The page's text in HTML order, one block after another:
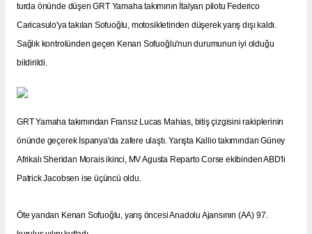
turda önünde düşen GRT Yamaha takımının İtalyan pilotu Federico
Caricasulo'ya takılan Sofuoğlu, motosikletinden düşerek yarış dışı kaldı.
Sağlık kontrolünden geçen Kenan Sofuoğlu'nun durumunun iyi olduğu
bildirildi.
GRT Yamaha takımından Fransız Lucas Mahias, bitiş çizgisini rakiplerinin
önünde geçerek İspanya'da zafere ulaştı. Yarışta Kallio takımından Güney
Afrikalı Sheridan Morais ikinci, MV Agusta Reparto Corse ekibinden ABD'li
Patrick Jacobsen ise üçüncü oldu.
Öte yandan Kenan Sofuoğlu, yarış öncesi Anadolu Ajansının (AA) 97.